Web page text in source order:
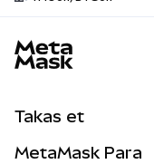
Takas et
MetaMask Para